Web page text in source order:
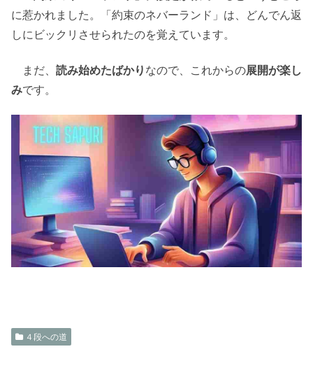
に惹かれました。「約束のネバーランド」は、どんでん返
しにビックリさせられたのを覚えています。
まだ、 読み始めたばかり なので、これからの展開が楽し
みです。
４段への道